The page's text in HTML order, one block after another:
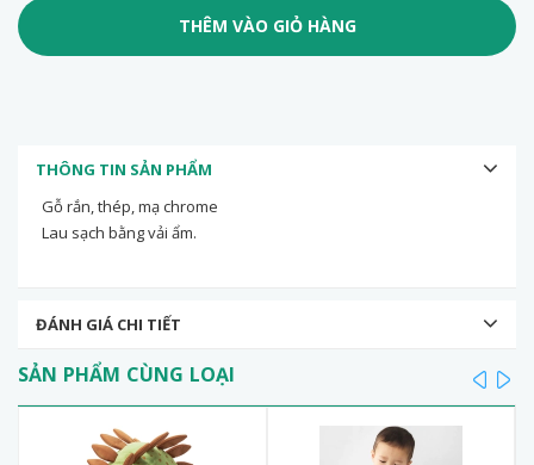
THÊM VÀO GIỎ HÀNG
THÔNG TIN SẢN PHẨM
Gỗ rắn, thép, mạ chrome
Lau sạch bằng vải ẩm.
ĐÁNH GIÁ CHI TIẾT
SẢN PHẨM CÙNG LOẠI prev